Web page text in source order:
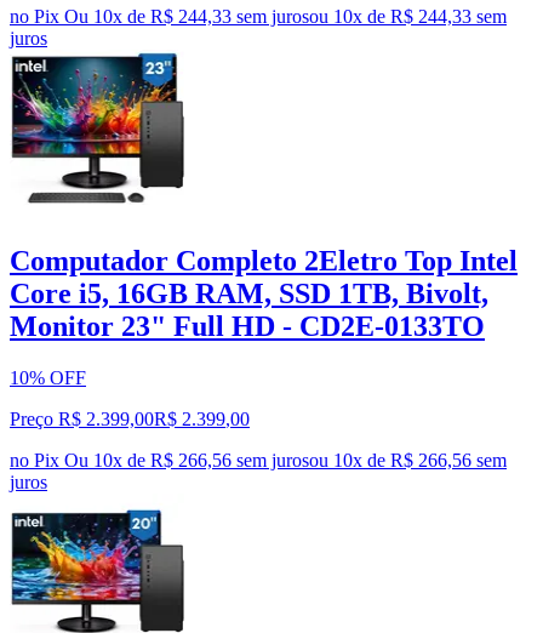
no Pix Ou 10x de R$ 244,33 sem jurosou 10x de R$ 244,33 sem
juros
Computador Completo 2Eletro Top Intel
Core i5, 16GB RAM, SSD 1TB, Bivolt,
Monitor 23" Full HD - CD2E-0133TO
10% OFF
Preço R$ 2.399,00R$ 2.399,00
no Pix Ou 10x de R$ 266,56 sem jurosou 10x de R$ 266,56 sem
juros